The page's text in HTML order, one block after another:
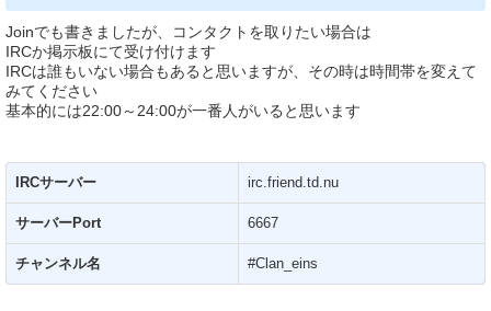
一覧
単語検索
Joinでも書きましたが、コンタクトを取りたい場合は
IRCか掲示板にて受け付けます
IRCは誰もいない場合もあると思いますが、その時は時間帯を変えて
みてください
基本的には22:00～24:00が一番人がいると思います
IRCサーバー irc.friend.td.nu
サーバーPort 6667
チャンネル名 #Clan_eins